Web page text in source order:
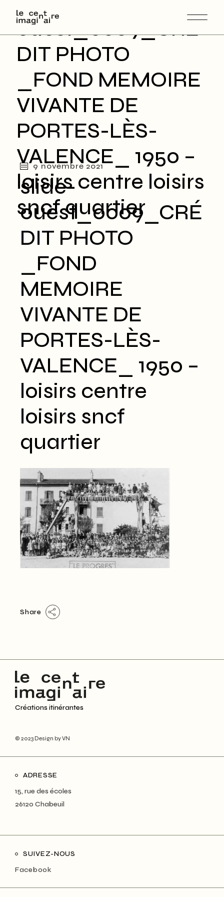
ouest_0009_CRÉ
DIT PHOTO
_FOND MEMOIRE
VIVANTE DE
PORTES-LÈS-
VALENCE_ 1950 –
loisirs centre loisirs
sncf quartier
9 novembre 2021
slide-
ouest_0009_CRÉ
DIT PHOTO
_FOND
MEMOIRE
VIVANTE DE
PORTES-LÈS-
VALENCE_ 1950 –
loisirs centre
loisirs sncf
quartier
Share
Créations itinérantes
© 2023Design by VN
ADRESSE
15, rue des écoles
26120 Chabeuil
SUIVEZ-NOUS
Facebook